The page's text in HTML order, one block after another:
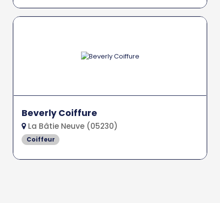
Beverly Coiffure
La Bâtie Neuve (05230)
Coiffeur